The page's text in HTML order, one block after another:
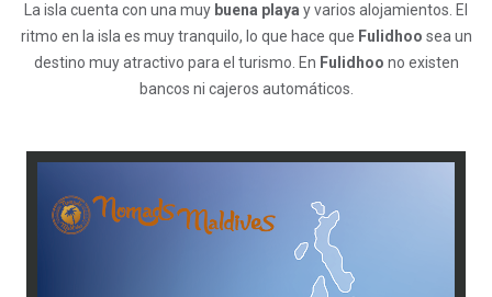
La isla cuenta con una muy buena playa y varios alojamientos. El
ritmo en la isla es muy tranquilo, lo que hace que Fulidhoo sea un
destino muy atractivo para el turismo. En Fulidhoo no existen
bancos ni cajeros automáticos.